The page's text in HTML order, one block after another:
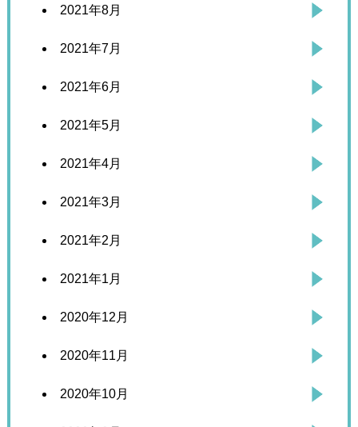
2021年8月
2021年7月
2021年6月
2021年5月
2021年4月
2021年3月
2021年2月
2021年1月
2020年12月
2020年11月
2020年10月